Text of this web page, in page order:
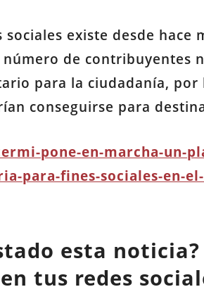
existe desde hace
de contribuyentes
para la ciudadanía, por
conseguirse para
pone-en-marcha-un-
para-fines-sociales-en-
esta noticia?
tus redes